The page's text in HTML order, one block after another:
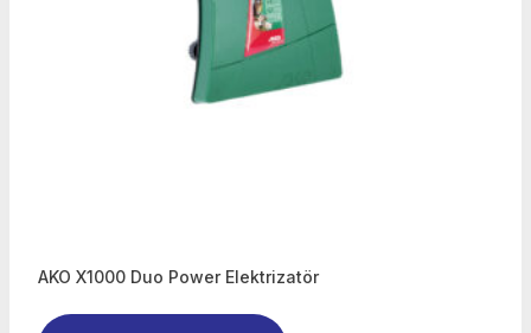
AKO X1000 Duo Power Elektrizatör